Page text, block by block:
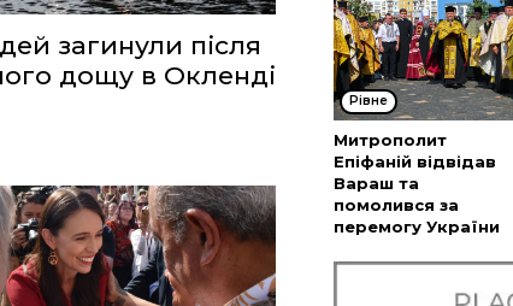
загинули після
дощу в Окленді
Рівне
Митрополит
Епіфаній відвідав
Вараш та
помолився за
перемогу України